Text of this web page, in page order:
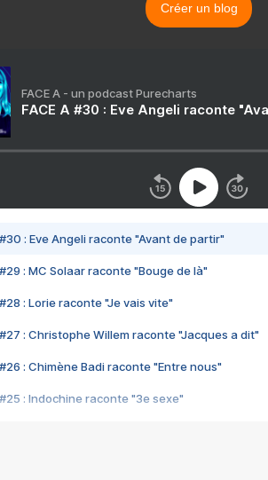
Créer un blog
FACE A - un podcast Purecharts
FACE A #30 : Eve Angeli raconte
#30 : Eve Angeli raconte "Avant de partir"
#29 : MC Solaar raconte "Bouge de là"
#28 : Lorie raconte "Je vais vite"
#27 : Christophe Willem raconte "Jacques a dit"
#26 : Chimène Badi raconte "Entre nous"
#25 : Indochine raconte "3e sexe"